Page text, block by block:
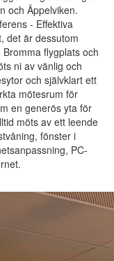
och Äppelviken.
- Effektiva
det är dessutom
flygplats och
ni av vänlig och
och självklart ett
mötesrum för
en generös yta för
möts av ett leende
fönster i
PC-